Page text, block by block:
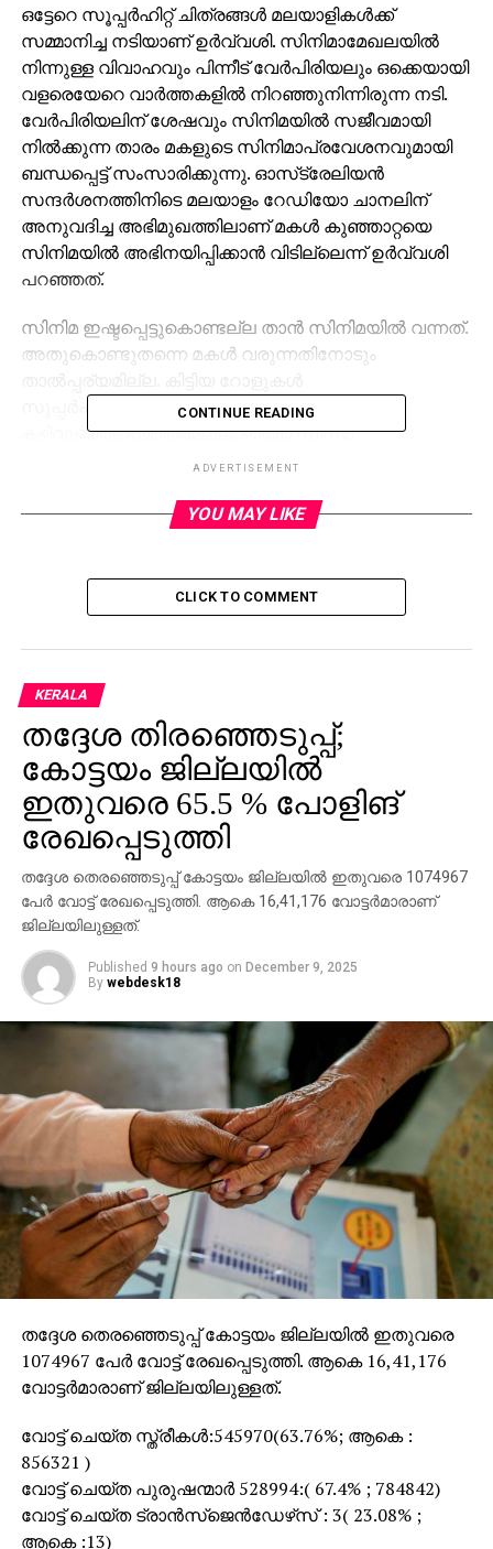
ഒട്ടേറെ സൂപ്പര്‍ഹിറ്റ് ചിത്രങ്ങള്‍ മലയാളികള്‍ക്ക്
സമ്മാനിച്ച നടിയാണ് ഉര്‍വ്വശി. സിനിമാമേഖലയില്‍
നിന്നുള്ള വിവാഹവും പിന്നീട് വേര്‍പിരിയലും ഒക്കെയായി
വളരെയേറെ വാര്‍ത്തകളില്‍ നിറഞ്ഞുനിന്നിരുന്ന നടി.
വേര്‍പിരിയലിന് ശേഷവും സിനിമയില്‍ സജീവമായി
നില്‍ക്കുന്ന താരം മകളുടെ സിനിമാപ്രവേശനവുമായി
ബന്ധപ്പെട്ട് സംസാരിക്കുന്നു. ഓസ്‌ട്രേലിയന്‍
സന്ദര്‍ശനത്തിനിടെ മലയാളം റേഡിയോ ചാനലിന്
അനുവദിച്ച അഭിമുഖത്തിലാണ് മകള്‍ കുഞ്ഞാറ്റയെ
സിനിമയില്‍ അഭിനയിപ്പിക്കാന്‍ വിടില്ലെന്ന് ഉര്‍വ്വശി
പറഞ്ഞത്.
സിനിമ ഇഷ്ടപ്പെട്ടുകൊണ്ടല്ല താന്‍ സിനിമയില്‍ വന്നത്.
അതുകൊണ്ടുതന്നെ മകള്‍ വരുന്നതിനോടും
സൂപ്പര്‍ഹിറ്റുകളായത് തന്റെ മാത്രം
കഴിവുകൊണ്ടുമാത്രമല്ല. ഓരോ സിനിമ
കഴിയുമ്പോഴും പറയുമായിരുന്നു ഇതു കഴിഞ്ഞു
എന്നൊക്കെ. പക്ഷേ സംഭവിച്ചത് മറിച്ചാണെന്നും
ജീവിതത്തില്‍ സംഭവിച്ച വിവാദങ്ങളെക്കുറിച്ച്
ചോദിച്ചപ്പോള്‍ അതൊരിക്കല്‍ തുറന്നെഴുതുമെന്നും,
ഉര്‍വ്വശിയുടെ ആദ്യഭര്‍ത്താവ്.
RELATED TOPICS:
UP NEXT
ദുബൈ കനാലില്‍ വെള്ളം തുറന്നുവിട്ടു
DON'T MISS
യു.എസ് യുദ്ധവിരുദ്ധ പ്രവര്‍ത്തകന്‍ ടോം
ഹൈഡന്‍ അന്തരിച്ചു
CONTINUE READING
ADVERTISEMENT
YOU MAY LIKE
CLICK TO COMMENT
KERALA
തദ്ദേശ തിരഞ്ഞെടുപ്പ്;
കോട്ടയം ജില്ലയില്‍
ഇതുവരെ 65.5 % പോളിങ്
രേഖപ്പെടുത്തി
തദ്ദേശ തെരഞ്ഞെടുപ്പ് കോട്ടയം ജില്ലയില്‍ ഇതുവരെ 1074967
പേര്‍ വോട്ട് രേഖപ്പെടുത്തി. ആകെ 16,41,176 വോട്ടര്‍മാരാണ്
ജില്ലയിലുള്ളത്.
Published 9 hours ago on December 9, 2025
By webdesk18
തദ്ദേശ തെരഞ്ഞെടുപ്പ് കോട്ടയം ജില്ലയില്‍ ഇതുവരെ
1074967 പേര്‍ വോട്ട് രേഖപ്പെടുത്തി. ആകെ 16,41,176
വോട്ടര്‍മാരാണ് ജില്ലയിലുള്ളത്.
വോട്ട് ചെയ്ത സ്ത്രീകള്‍:545970(63.76%; ആകെ :
856321 )
വോട്ട് ചെയ്ത പുരുഷന്മാര്‍ 528994:( 67.4% ; 784842)
വോട്ട് ചെയ്ത ട്രാന്‍സ്‌ജെന്‍ഡേഴ്‌സ് : 3( 23.08% ;
ആകെ :13)